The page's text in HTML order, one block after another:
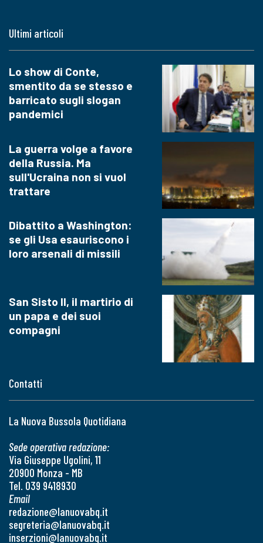
Contatti
La Nuova Bussola Quotidiana
Sede operativa redazione:
Via Giuseppe Ugolini, 11
20900 Monza - MB
Tel. 039 9418930
Email
redazione@lanuovabq.it
segreteria@lanuovabq.it
inserzioni@lanuovabq.it
Ultimi articoli
Lo show di Conte,
smentito da se stesso e
barricato sugli slogan
pandemici
La guerra volge a favore
della Russia. Ma
sull'Ucraina non si vuol
trattare
Dibattito a Washington:
se gli Usa esauriscono i
loro arsenali di missili
San Sisto II, il martirio di
un papa e dei suoi
compagni